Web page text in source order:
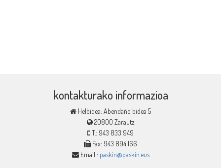
kontakturako informazioa
Helbidea: Abendaño bidea 5
20800 Zarautz
T.: 943 833 949
Fax: 943 894 166
Email : paskin@paskin.eus